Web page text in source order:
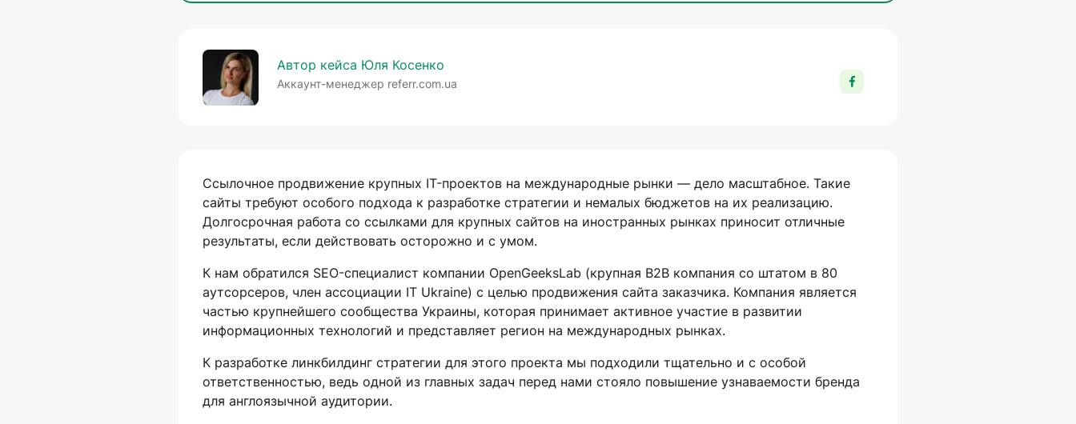
Автор кейса Юля Косенко
Аккаунт-менеджер referr.com.ua
Ссылочное продвижение крупных IT-проектов на международные рынки — дело масштабное. Такие
сайты требуют особого подхода к разработке стратегии и немалых бюджетов на их реализацию.
Долгосрочная работа со ссылками для крупных сайтов на иностранных рынках приносит отличные
результаты, если действовать осторожно и с умом.
К нам обратился SEO-специалист компании OpenGeeksLab (крупная B2B компания со штатом в 80
аутсорсеров, член ассоциации IT Ukraine) с целью продвижения сайта заказчика. Компания является
частью крупнейшего сообщества Украины, которая принимает активное участие в развитии
информационных технологий и представляет регион на международных рынках.
К разработке линкбилдинг стратегии для этого проекта мы подходили тщательно и с особой
ответственностью, ведь одной из главных задач перед нами стояло повышение узнаваемости бренда
для англоязычной аудитории.